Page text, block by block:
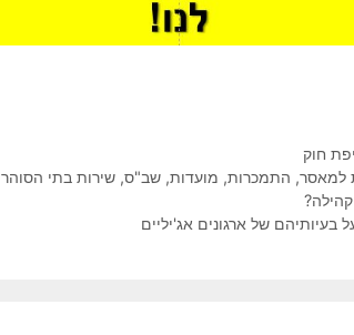
חוק
למאסר, התמכרות, מועדות, שב"ס, שירות בתי הסוהר
קהילה?
בעיותיהם של ארגונים אג'יליים